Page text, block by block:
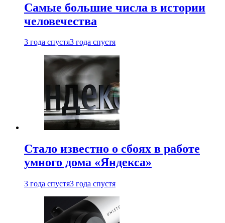
Самые большие числа в истории
человечества
3 года спустя3 года спустя
Стало известно о сбоях в работе
умного дома «Яндекса»
3 года спустя3 года спустя